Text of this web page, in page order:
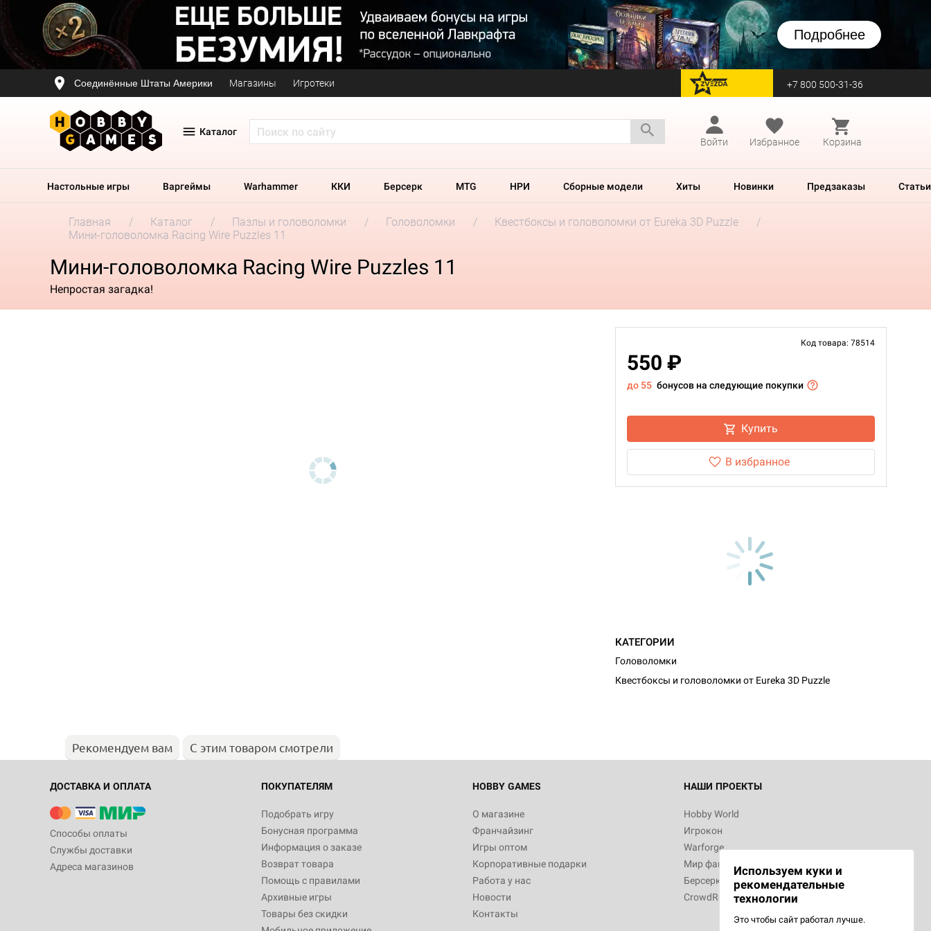
Подробнее
Соединённые Штаты Америки Магазины Игротеки перейти на Zvezda +7 800 500-31-36
Каталог
Войти
Избранное Корзина
Настольные игры Варгеймы Warhammer ККИ Берсерк MTG НРИ Сборные модели Хиты Новинки Предзаказы Статьи
Главная Каталог Пазлы и головоломки Головоломки
Квестбоксы и головоломки от Eureka 3D Puzzle
Мини-головоломка Racing Wire Puzzles 11
Мини-головоломка Racing Wire Puzzles 11
Непростая загадка!
Код товара: 78514
550 ₽
до 55 бонусов на следующие покупки
Купить
В избранное
КАТЕГОРИИ
Головоломки
Квестбоксы и головоломки от Eureka 3D Puzzle
Рекомендуем вам С этим товаром смотрели
ДОСТАВКА И ОПЛАТА
Способы оплаты
Службы доставки
Адреса магазинов
ПОКУПАТЕЛЯМ
Подобрать игру
Бонусная программа
Информация о заказе
Возврат товара
Помощь с правилами
Архивные игры
Товары без скидки
HOBBY GAMES
О магазине
Франчайзинг
Игры оптом
Корпоративные подарки
Работа у нас
Новости
Контакты
НАШИ ПРОЕКТЫ
Hobby World
Игрокон
Warforge
Мир фантастики
Берсерк
CrowdRepublic
Используем куки и
рекомендательные
технологии
Это чтобы сайт работал лучше.